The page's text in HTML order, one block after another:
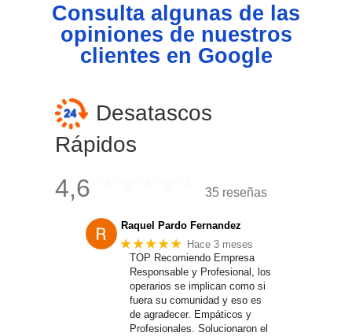
Consulta algunas de las
opiniones de nuestros
clientes en Google
Desatascos
Rápidos
4,6 35 reseñas
Raquel Pardo Fernandez
★★★★★ Hace 3 meses
TOP Recomiendo Empresa
Responsable y Profesional, los
operarios se implican como si
fuera su comunidad y eso es
de agradecer. Empáticos y
Profesionales. Solucionaron el